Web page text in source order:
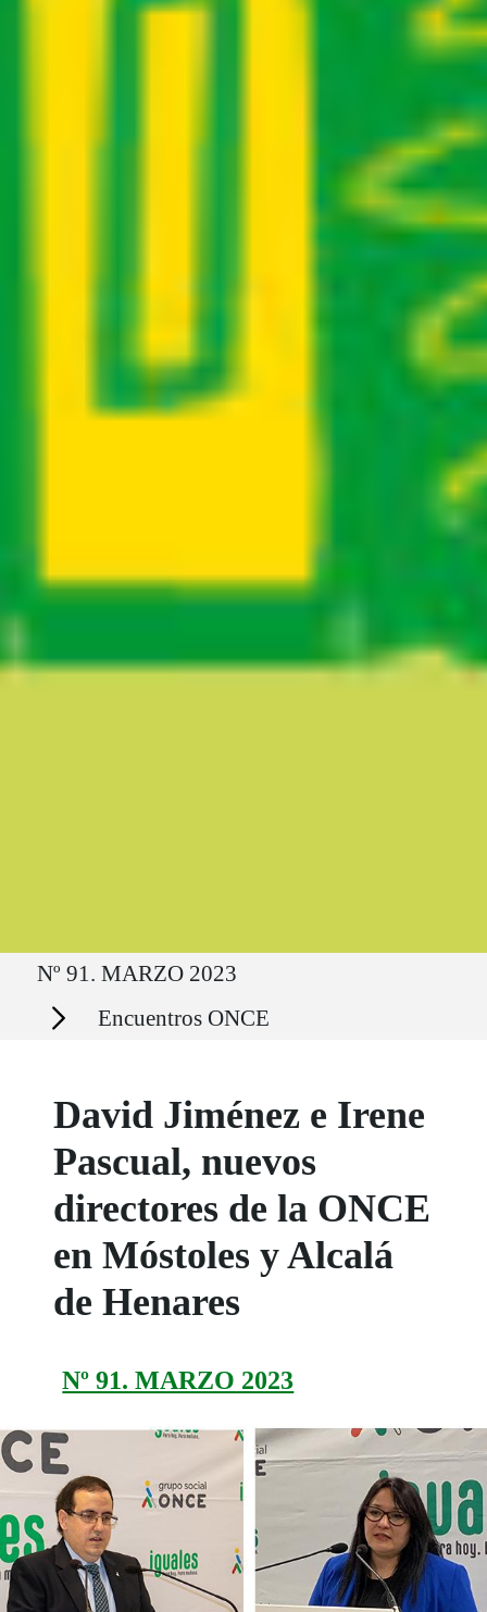
Ruta del sitio
Nº 91. MARZO 2023
Secciones Encuentros ONCE
David Jiménez e Irene
Pascual, nuevos
directores de la ONCE
en Móstoles y Alcalá
de Henares
Nº 91. MARZO 2023